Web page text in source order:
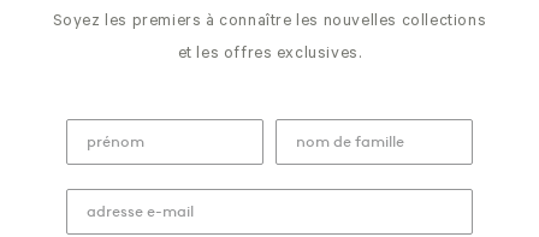
Soyez les premiers à connaître les nouvelles collections
et les offres exclusives.